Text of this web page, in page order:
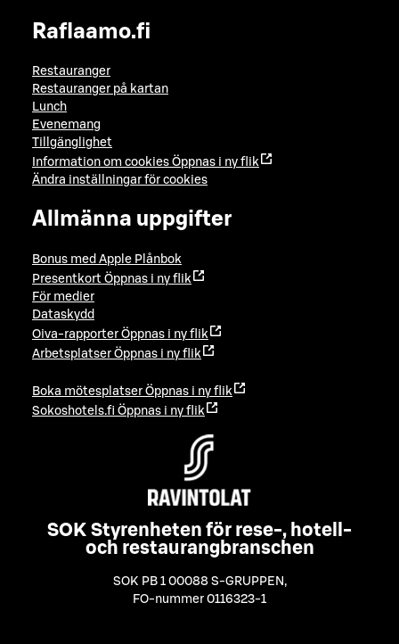
Raflaamo.fi
Restauranger
Restauranger på kartan
Lunch
Evenemang
Tillgänglighet
Information om cookies Öppnas i ny flik
Ändra inställningar för cookies
Allmänna uppgifter
Bonus med Apple Plånbok
Presentkort Öppnas i ny flik
För medier
Dataskydd
Oiva-rapporter Öppnas i ny flik
Arbetsplatser Öppnas i ny flik
Boka mötesplatser Öppnas i ny flik
Sokoshotels.fi Öppnas i ny flik
SOK Styrenheten för rese-, hotell-
och restaurangbranschen
SOK PB 1 00088 S-GRUPPEN ,
FO-nummer 0116323-1